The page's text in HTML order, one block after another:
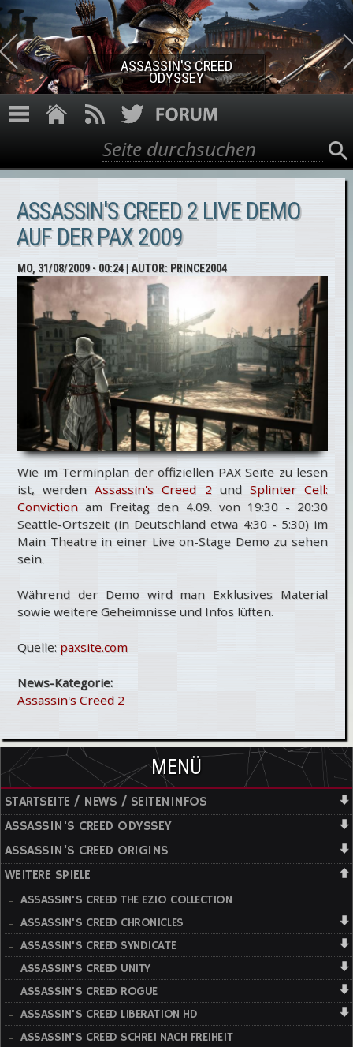
Direkt zum Inhalt
ASSASSIN'S CREED ROGUE
REMASTERED
Suchformular
Suche
ASSASSIN'S CREED 2 LIVE DEMO
AUF DER PAX 2009
MO, 31/08/2009 - 00:24| AUTOR: PRINCE2004
Wie im Terminplan der offiziellen PAX Seite zu lesen
ist, werdenAssassin's Creed 2und Splinter Cell:
Conviction am Freitag den 4.09. von 19:30 - 20:30
Seattle-Ortszeit (in Deutschland etwa 4:30 - 5:30) im
Main Theatre in einer Live on-Stage Demo zu sehen
sein.
Während der Demo wird man Exklusives Material
sowie weitere Geheimnisse und Infos lüften.
Quelle: paxsite.com
News-Kategorie:
Assassin's Creed 2
MENÜ
STARTSEITE / NEWS / SEITENINFOS
ASSASSIN'S CREED ODYSSEY
ASSASSIN'S CREED ORIGINS
WEITERE SPIELE
ASSASSIN'S CREED THE EZIO COLLECTION
ASSASSIN'S CREED CHRONICLES
ASSASSIN'S CREED SYNDICATE
ASSASSIN'S CREED UNITY
ASSASSIN'S CREED ROGUE
ASSASSIN'S CREED LIBERATION HD
ASSASSIN'S CREED SCHREI NACH FREIHEIT